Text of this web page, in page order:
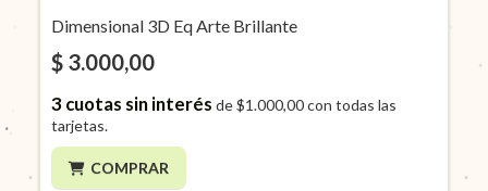
Dimensional 3D Eq Arte Brillante
$ 3.000,00
3cuotas sin interés de$1.000,00con todas las
tarjetas.
COMPRAR